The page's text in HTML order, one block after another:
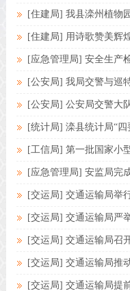
[住建局] 我县滦州植物
[住建局] 用诗歌赞美辉
[应急管理局] 安全生产
[公安局] 我局交警与巡
[公安局] 公安局交警大
[统计局] 滦县统计局“
[工信局] 第一批国家小
[应急管理局] 安监局完
[交运局] 交通运输局举
[交运局] 交通运输局严
[交运局] 交通运输局召
[交运局] 交通运输局推
[交运局] 交通运输局提